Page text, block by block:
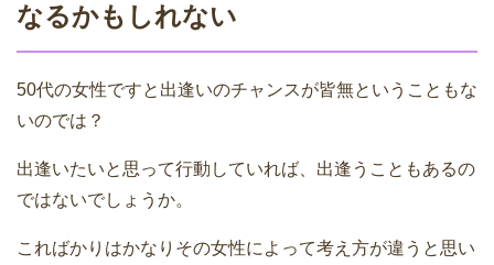
なるかもしれない
50代の女性ですと出逢いのチャンスが皆無ということもな
いのでは？
出逢いたいと思って行動していれば、出逢うこともあるの
ではないでしょうか。
こればかりはかなりその女性によって考え方が違うと思い